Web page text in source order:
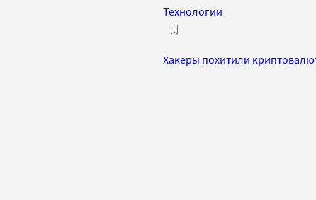
Технологии
Хакеры похитили